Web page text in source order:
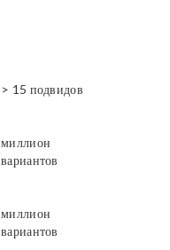
> 15 подвидов
миллион
вариантов
миллион
вариантов